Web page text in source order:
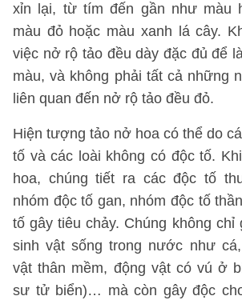
xỉn lại, từ tím đến gần như màu
màu đỏ hoặc màu xanh lá cây.
việc nở rộ tảo đều dày đặc đủ để
màu, và không phải tất cả những
liên quan đến nở rộ tảo đều đỏ.
Hiện tượng tảo nở hoa có thể do
tố và các loài không có độc tố.
hoa, chúng tiết ra các độc tố
nhóm độc tố gan, nhóm độc tố
tố gây tiêu chảy. Chúng không chỉ
sinh vật sống trong nước như
vật thân mềm, động vật có vú ở
sư tử biển)… mà còn gây độc